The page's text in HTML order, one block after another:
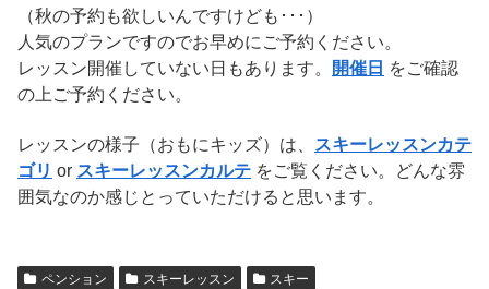
（秋の予約も欲しいんですけども･･･）
人気のプランですのでお早めにご予約ください。
レッスン開催していない日もあります。
開催日 をご確認
の上ご予約ください。
レッスンの様子（おもにキッズ）は、
スキーレッスンカテ
ゴリ or スキーレッスンカルテ をご覧ください。どんな雰
囲気なのか感じとっていただけると思います。
ペンション スキーレッスン スキー